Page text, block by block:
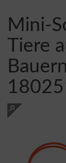
Mini-
Tiere